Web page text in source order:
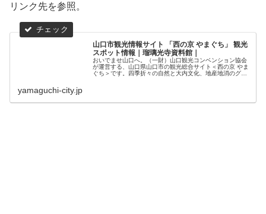
リンク先を参照。
山口市観光情報サイト 「西の京 やまぐち」 観光
スポット情報｜瑠璃光寺資料館｜
おいでませ山口へ。（一財）山口観光コンベンション協会
が運営する、山口県山口市の観光総合サイト＜西の京 やま
ぐち＞です。四季折々の自然と大内文化、地産地消のグル
yamaguchi-city.jp